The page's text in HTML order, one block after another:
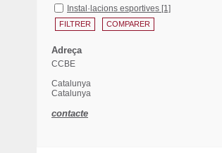
Instal·lacions esportives [1]
Adreça
CCBE
Catalunya
Catalunya
contacte